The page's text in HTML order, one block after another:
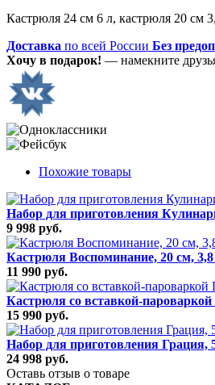
Кастрюля 24 см 6 л, кастрюля 20 см
Доставка по всей России Без
Хочу в подарок! — намекните
Похожие товары
Набор для приготовления
9 998 руб.
Кастрюля Воспоминание, 20 см,
11 990 руб.
Кастрюля со вставкой-
15 990 руб.
Набор для приготовления
24 998 руб.
Оставь отзыв о товаре